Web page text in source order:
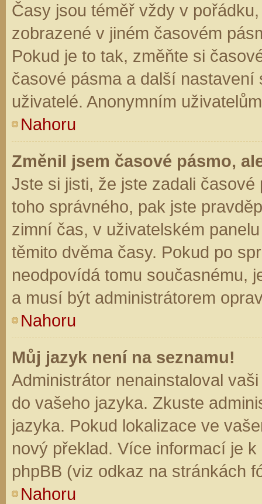
Časy jsou téměř vždy v
zobrazené v jiném časovém
Pokud je to tak, změňte si
časové pásma a další
uživatelé. Anonymním
Nahoru
Změnil jsem časové pásmo,
Jste si jisti, že jste zadali
toho správného, pak jste
zimní čas, v uživatelském
těmito dvěma časy. Pokud po
neodpovídá tomu současnému,
a musí být administrátorem
Nahoru
Můj jazyk není na seznamu!
Administrátor nenainstaloval
do vašeho jazyka. Zkuste
jazyka. Pokud lokalizace ve
nový překlad. Více informací je
phpBB (viz odkaz na stránkách
Nahoru